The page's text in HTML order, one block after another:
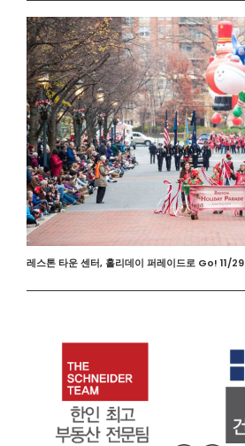
레스톤 타운 센터, 홀리데이 퍼레이드로 Go! 11/29